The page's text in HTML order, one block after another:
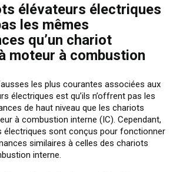
élévateurs électriques
les mêmes
qu’un chariot
moteur à combustion
les plus courantes associées aux
électriques est qu’ils n’offrent pas les
de haut niveau que les chariots
à combustion interne (IC). Cependant,
électriques sont conçus pour fonctionner
similaires à celles des chariots
interne.